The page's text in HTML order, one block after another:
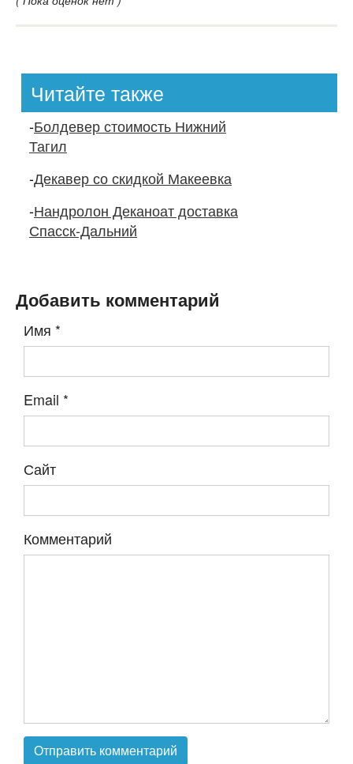
Читайте также
-Болдевер стоимость Нижний
Тагил
-Декавер со скидкой Макеевка
-Нандролон Деканоат доставка
Спасск-Дальний
Добавить комментарий
Имя *
Email *
Сайт
Комментарий